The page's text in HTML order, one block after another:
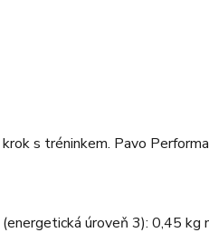
s tréninkem. Pavo
úroveň 3): 0,45 kg